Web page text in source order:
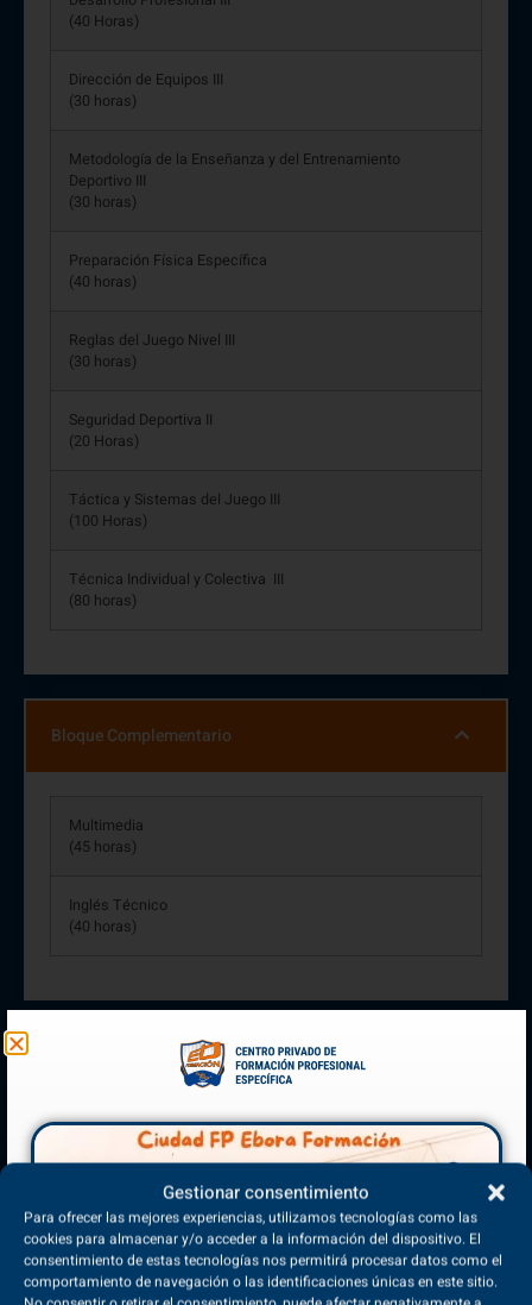
Gestionar consentimiento
Para ofrecer las mejores experiencias, utilizamos tecnologías como las
cookies para almacenar y/o acceder a la información del dispositivo. El
consentimiento de estas tecnologías nos permitirá procesar datos como el
comportamiento de navegación o las identificaciones únicas en este sitio.
(40 Horas)
Dirección de Equipos III
(30 horas)
Metodología de la Enseñanza y del Entrenamiento
Deportivo III
(30 horas)
Preparación Física Específica
(40 horas)
Reglas del Juego Nivel III
(30 horas)
Seguridad Deportiva II
(20 Horas)
Táctica y Sistemas del Juego III
(100 Horas)
Técnica Individual y Colectiva III
(80 horas)
Bloque Complementario
Multimedia
(45 horas)
Inglés Técnico
(40 horas)
Bloque de Formación Práctica
Formación Práctica
Proyecto Final
(75 horas)